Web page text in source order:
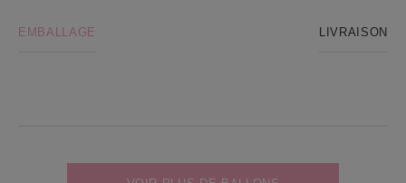
EMBALLAGE LIVRAISON